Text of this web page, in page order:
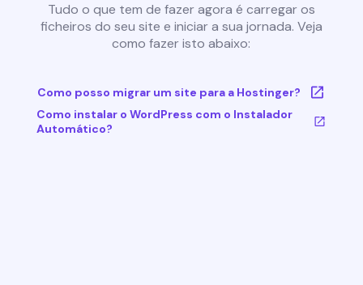
Tudo o que tem de fazer agora é carregar os
ficheiros do seu site e iniciar a sua jornada. Veja
como fazer isto abaixo:
Como posso migrar um site para a Hostinger?
Como instalar o WordPress com o Instalador
Automático?